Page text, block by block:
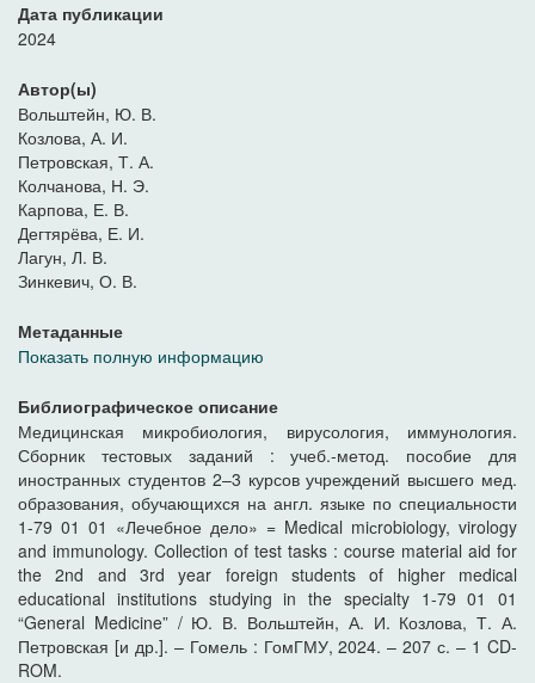
Дата публикации
2024
Автор(ы)
Вольштейн, Ю. В.
Козлова, А. И.
Петровская, Т. А.
Колчанова, Н. Э.
Карпова, Е. В.
Дегтярёва, Е. И.
Лагун, Л. В.
Зинкевич, О. В.
Метаданные
Показать полную информацию
Библиографическое описание
Медицинская микробиология, вирусология, иммунология.
Сборник тестовых заданий : учеб.-метод. пособие для
иностранных студентов 2–3 курсов учреждений высшего мед.
образования, обучающихся на англ. языке по специальности
1-79 01 01 «Лечебное дело» = Medical miсrobiology, virology
and immunology. Collection of test tasks : course material aid for
the 2nd and 3rd year foreign students of higher medical
educational institutions studying in the specialty 1-79 01 01
“General Medicine” / Ю. В. Вольштейн, А. И. Козлова, Т. А.
Петровская [и др.]. – Гомель : ГомГМУ, 2024. – 207 с. – 1 CD-
ROM.